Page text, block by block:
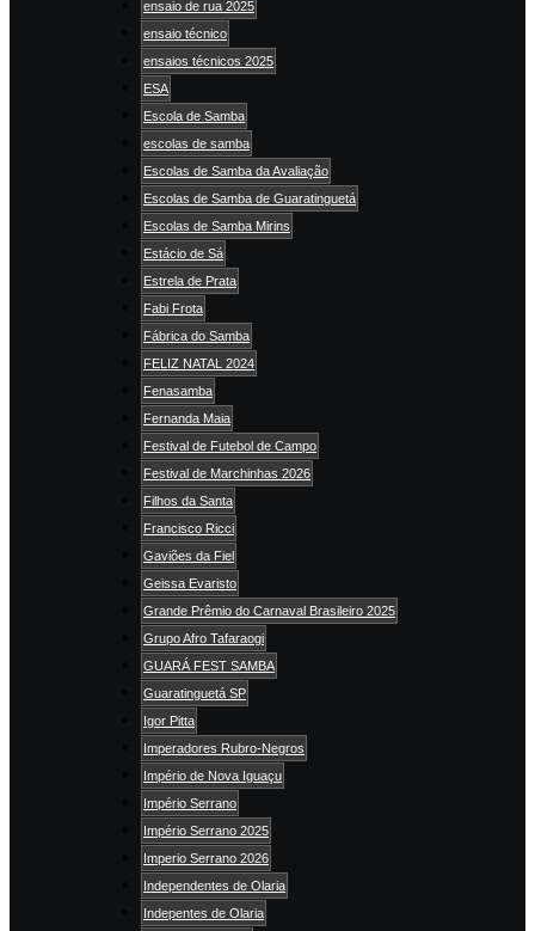
ensaio de rua 2025
ensaio técnico
ensaios técnicos 2025
ESA
Escola de Samba
escolas de samba
Escolas de Samba da Avaliação
Escolas de Samba de Guaratinguetá
Escolas de Samba Mirins
Estácio de Sá
Estrela de Prata
Fabi Frota
Fábrica do Samba
FELIZ NATAL 2024
Fenasamba
Fernanda Maia
Festival de Futebol de Campo
Festival de Marchinhas 2026
Filhos da Santa
Francisco Ricci
Gaviões da Fiel
Geissa Evaristo
Grande Prêmio do Carnaval Brasileiro 2025
Grupo Afro Tafaraogi
GUARÁ FEST SAMBA
Guaratinguetá SP
Igor Pitta
Imperadores Rubro-Negros
Império de Nova Iguaçu
Império Serrano
Império Serrano 2025
Imperio Serrano 2026
Independentes de Olaria
Indepentes de Olaria